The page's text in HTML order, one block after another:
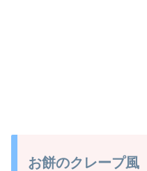
お餅のクレープ風